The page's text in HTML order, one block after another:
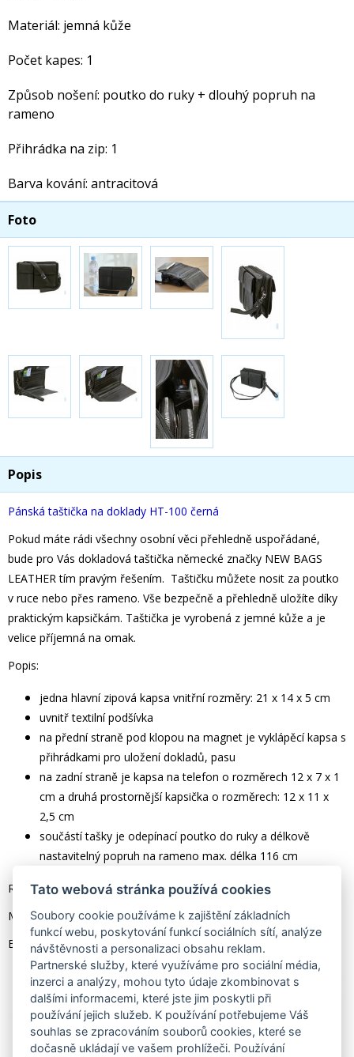
Materiál: jemná kůže
Počet kapes: 1
Způsob nošení: poutko do ruky + dlouhý popruh na
rameno
Přihrádka na zip: 1
Barva kování: antracitová
Foto
Popis
Pánská taštička na doklady HT-100 černá
Pokud máte rádi všechny osobní věci přehledně uspořádané,
bude pro Vás dokladová taštička německé značky NEW BAGS
LEATHER tím pravým řešením. Taštičku můžete nosit za poutko
v ruce nebo přes rameno. Vše bezpečně a přehledně uložíte díky
praktickým kapsičkám. Taštička je vyrobená z jemné kůže a je
velice příjemná na omak.
Popis:
jedna hlavní zipová kapsa vnitřní rozměry: 21 x 14 x 5 cm
uvnitř textilní podšívka
na přední straně pod klopou na magnet je vyklápěcí kapsa s
přihrádkami pro uložení dokladů, pasu
na zadní straně je kapsa na telefon o rozměrech 12 x 7 x 1
cm a druhá prostornější kapsička o rozměrech: 12 x 11 x
2,5 cm
součástí tašky je odepínací poutko do ruky a délkově
nastavitelný popruh na rameno max. délka 116 cm
Rozměry: 22 x 14 x 6 cm
Materiál: jemná kůže
Barva kování: černý antracit
Tato webová stránka používá cookies
Soubory cookie používáme k zajištění základních
funkcí webu, poskytování funkcí sociálních sítí, analýze
návštěvnosti a personalizaci obsahu reklam.
Partnerské služby, které využíváme pro sociální média,
inzerci a analýzy, mohou tyto údaje zkombinovat s
dalšími informacemi, které jste jim poskytli při
používání jejich služeb. K používání potřebujeme Váš
souhlas se zpracováním souborů cookies, které se
dočasně ukládají ve vašem prohlížeči. Používání